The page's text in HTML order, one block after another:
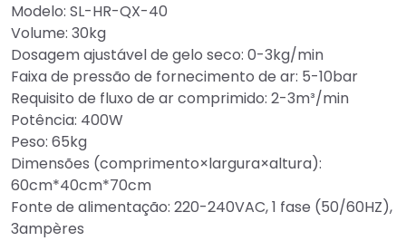
Modelo: SL-HR-QX-40
Volume: 30kg
Dosagem ajustável de gelo seco: 0-3kg/min
Faixa de pressão de fornecimento de ar: 5-10bar
Requisito de fluxo de ar comprimido: 2-3m³/min
Potência: 400W
Peso: 65kg
Dimensões (comprimento×largura×altura):
60cm*40cm*70cm
Fonte de alimentação: 220-240VAC, 1 fase (50/60HZ),
3ampères